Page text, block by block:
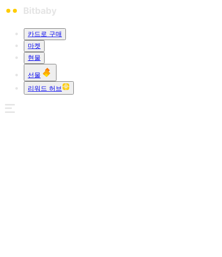
카드로 구매
마켓
현물
선물
리워드 허브